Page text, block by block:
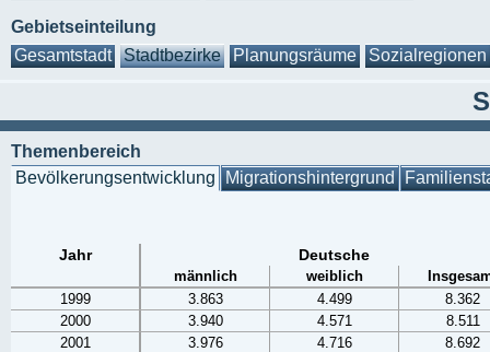
Gebietseinteilung
Gesamtstadt
Stadtbezirke Planungsräume Sozialregionen
Themenbereich
Bevölkerungsentwicklung Migrationshintergrund
Jahr Deutsche
männlich weiblich
1999
3.863 4.499
8.362
2000
3.940 4.571
8.511
2001
3.976 4.716
8.692